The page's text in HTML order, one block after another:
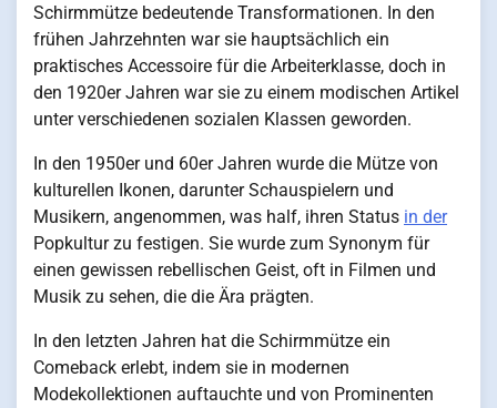
Schirmmütze bedeutende Transformationen. In den
frühen Jahrzehnten war sie hauptsächlich ein
praktisches Accessoire für die Arbeiterklasse, doch in
den 1920er Jahren war sie zu einem modischen Artikel
unter verschiedenen sozialen Klassen geworden.
In den 1950er und 60er Jahren wurde die Mütze von
kulturellen Ikonen, darunter Schauspielern und
Musikern, angenommen, was half, ihren Status in der
Popkultur zu festigen. Sie wurde zum Synonym für
einen gewissen rebellischen Geist, oft in Filmen und
Musik zu sehen, die die Ära prägten.
In den letzten Jahren hat die Schirmmütze ein
Comeback erlebt, indem sie in modernen
Modekollektionen auftauchte und von Prominenten